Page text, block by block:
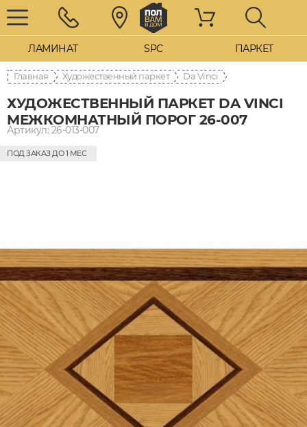
ЛАМИНАТ SPC ПАРКЕТ
Главная Художественный паркет Da Vinci
ХУДОЖЕСТВЕННЫЙ ПАРКЕТ DA VINCI
МЕЖКОМНАТНЫЙ ПОРОГ 26-007
Артикул: 26-013-007
ПОД ЗАКАЗ ДО 1 МЕС